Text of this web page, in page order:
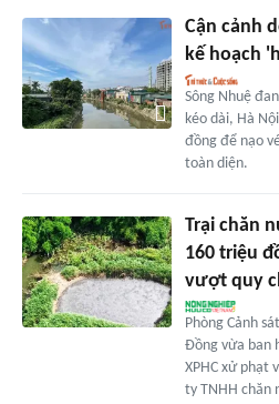
Cận cảnh
kế hoạch
Sông Nhuệ
kéo dài, Hà
đồng để nạo
toàn diện.
Trại chăn
160 triệu
vượt quy
Phòng Cảnh
Đồng vừa ban
XPHC xử phạt
ty TNHH chăn